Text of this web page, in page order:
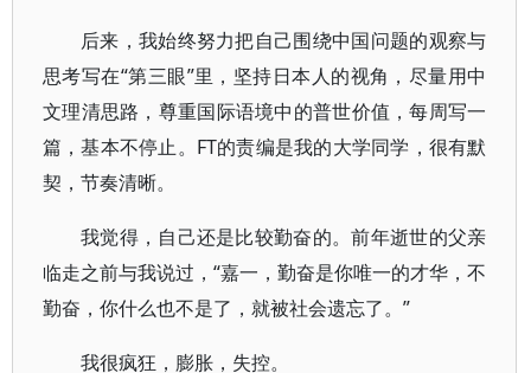
后来，我始终努力把自己围绕中国问题的观察与
思考写在“第三眼”里，坚持日本人的视角，尽量用中
文理清思路，尊重国际语境中的普世价值，每周写一
篇，基本不停止。FT的责编是我的大学同学，很有默
契，节奏清晰。
我觉得，自己还是比较勤奋的。前年逝世的父亲
临走之前与我说过，“嘉一，勤奋是你唯一的才华，不
勤奋，你什么也不是了，就被社会遗忘了。”
我很疯狂，膨胀，失控。